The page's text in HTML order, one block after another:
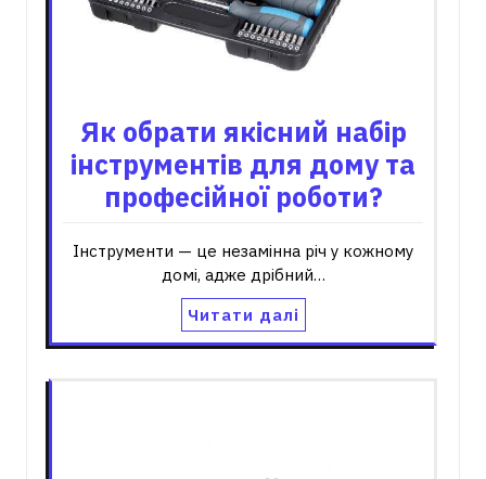
Як обрати якісний набір
інструментів для дому та
професійної роботи?
Інструменти — це незамінна річ у кожному
домі, адже дрібний…
Читати далі